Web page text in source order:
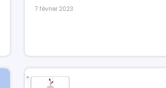
7 février 2023